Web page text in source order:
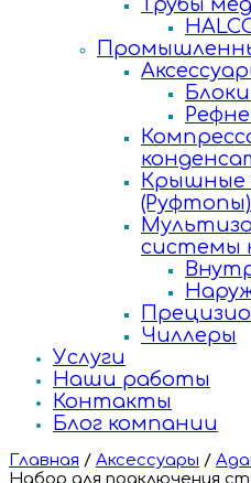
Трубы
Крышные
(Руфтопы)
системы
Чиллеры
Услуги
Наши работы
Контакты
Блог компании
Главная / Аксессуары /
Набор для подключения